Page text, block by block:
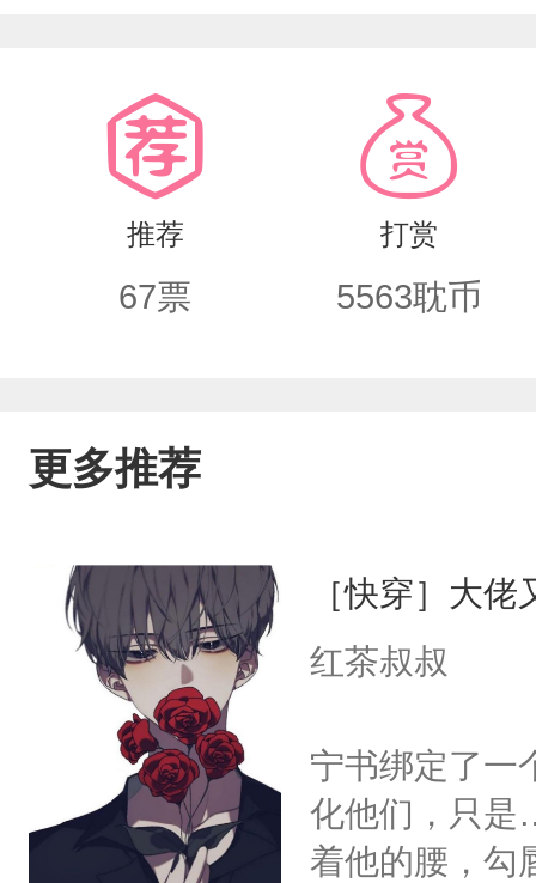
样子，自己心如刀割一般，终…是下不
如珍宝，为何你总是要激怒我。你在
里只能有我。
推荐
67票
打赏
5563耽币
更多推荐
［快穿］大
红茶叔叔
宁书绑定了一
化他们，只是
着他的腰，勾